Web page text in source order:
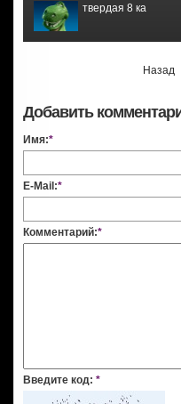
твердая 8 ка
Назад
Добавить
Имя:*
E-Mail:*
Комментарий:*
Введите код: *